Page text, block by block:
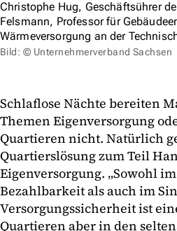
Christophe Hug, Geschäftsührer
Felsmann, Professor für
Wärmeversorgung an der
Bild: © Unternehmerverband Sachsen
Schlaflose Nächte bereiten
Themen Eigenversorgung
Quartieren nicht. Natürlich
Quartierslösung zum Teil
Eigenversorgung. „Sowohl
Bezahlbarkeit als auch im
Versorgungssicherheit ist
Quartieren aber in den